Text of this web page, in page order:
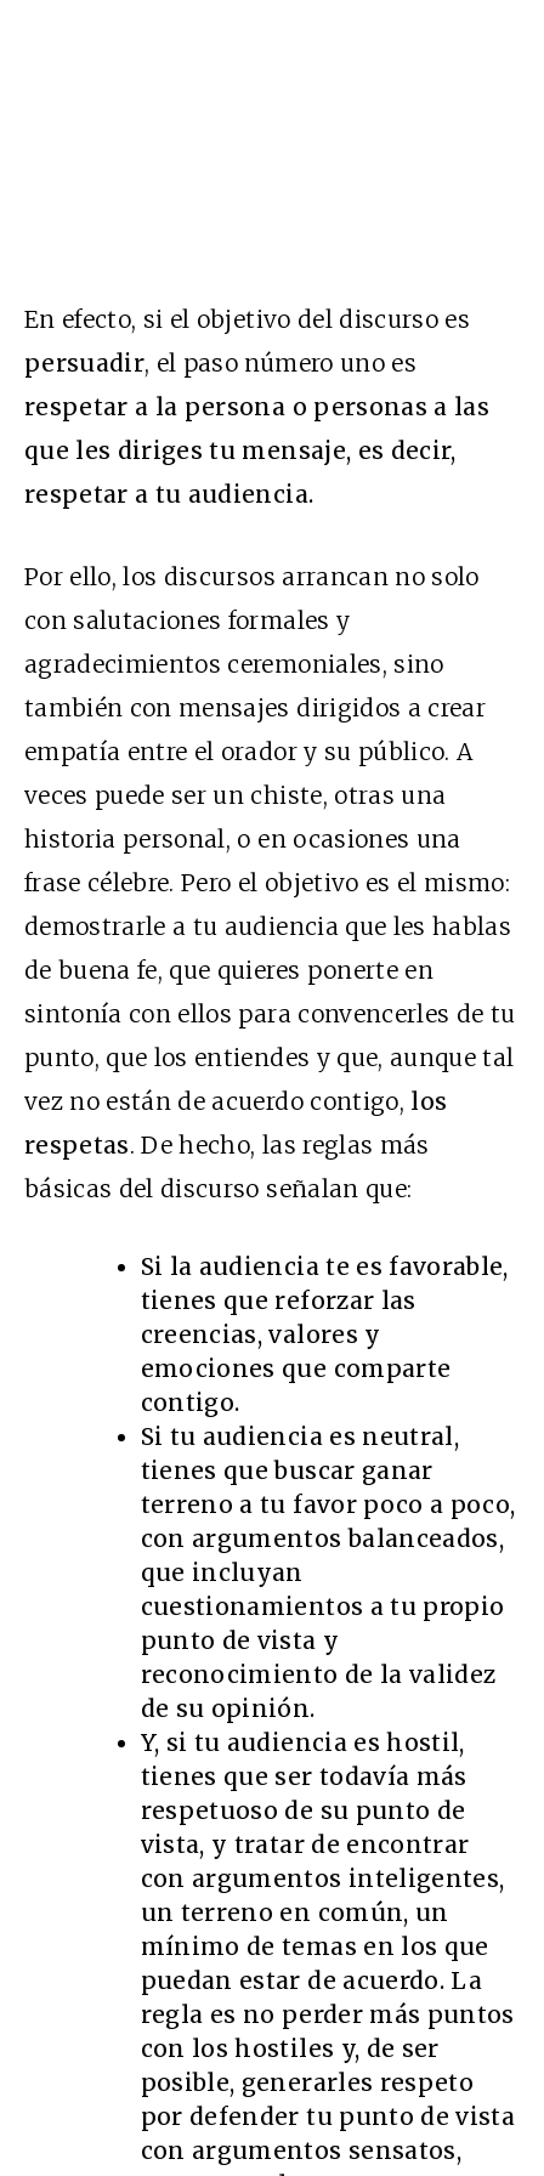
En efecto, si el objetivo del discurso es
persuadir, el paso número uno es
respetar a la persona o personas a las
que les diriges tu mensaje, es decir,
respetar a tu audiencia.
Por ello, los discursos arrancan no solo
con salutaciones formales y
agradecimientos ceremoniales, sino
también con mensajes dirigidos a crear
empatía entre el orador y su público. A
veces puede ser un chiste, otras una
historia personal, o en ocasiones una
frase célebre. Pero el objetivo es el mismo:
demostrarle a tu audiencia que les hablas
de buena fe, que quieres ponerte en
sintonía con ellos para convencerles de tu
punto, que los entiendes y que, aunque tal
vez no están de acuerdo contigo, los
respetas. De hecho, las reglas más
básicas del discurso señalan que:
Si la audiencia te es favorable,
tienes que reforzar las
creencias, valores y
emociones que comparte
contigo.
Si tu audiencia es neutral,
tienes que buscar ganar
terreno a tu favor poco a poco,
con argumentos balanceados,
que incluyan
cuestionamientos a tu propio
punto de vista y
reconocimiento de la validez
de su opinión.
Y, si tu audiencia es hostil,
tienes que ser todavía más
respetuoso de su punto de
vista, y tratar de encontrar
con argumentos inteligentes,
un terreno en común, un
mínimo de temas en los que
puedan estar de acuerdo. La
regla es no perder más puntos
con los hostiles y, de ser
posible, generarles respeto
por defender tu punto de vista
con argumentos sensatos,